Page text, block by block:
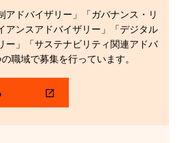
アドバイザリー」「ガバナンス・リ
アンスアドバイザリー」「デジタル
ー」「サステナビリティ関連アドバ
職域で募集を行っています。